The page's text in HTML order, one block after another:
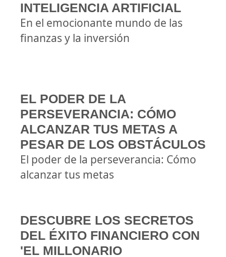
INTELIGENCIA ARTIFICIAL
En el emocionante mundo de las
finanzas y la inversión
EL PODER DE LA
PERSEVERANCIA: CÓMO
ALCANZAR TUS METAS A
PESAR DE LOS OBSTÁCULOS
El poder de la perseverancia: Cómo
alcanzar tus metas
DESCUBRE LOS SECRETOS
DEL ÉXITO FINANCIERO CON
'EL MILLONARIO